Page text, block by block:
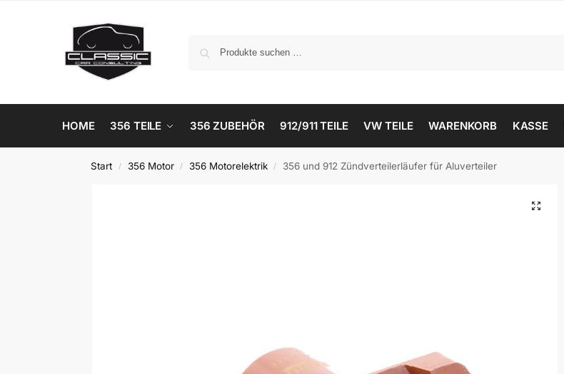
HOME 356 TEILE 356 ZUBEHÖR 912/911 TEILE VW TEILE WARENKORB KASSE
Start / 356 Motor / 356 Motorelektrik / 356 und 912 Zündverteilerläufer für Aluverteiler